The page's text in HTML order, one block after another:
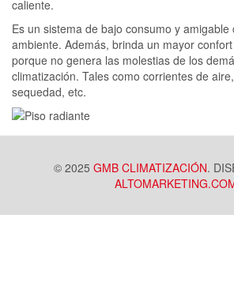
caliente.
Es un sistema de bajo consumo y amigable
ambiente. Además, brinda un mayor
porque no genera las molestias de los
climatización. Tales como corrientes de
sequedad, etc.
© 2025 GMB CLIMATIZACIÓN.